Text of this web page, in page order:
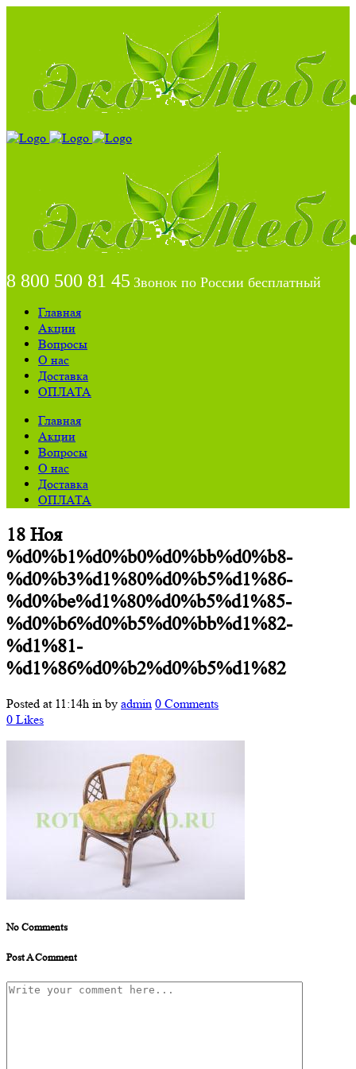
8 800 500 81 45 Звонок по России бесплатный
Главная
Акции
Вопросы
О нас
Доставка
ОПЛАТА
Главная
Акции
Вопросы
О нас
Доставка
ОПЛАТА
18 Ноя
%d0%b1%d0%b0%d0%bb%d0%b8-
%d0%b3%d1%80%d0%b5%d1%86-
%d0%be%d1%80%d0%b5%d1%85-
%d0%b6%d0%b5%d0%bb%d1%82-
%d1%81-
%d1%86%d0%b2%d0%b5%d1%82
Posted at 11:14h in by admin 0 Comments
0 Likes
No Comments
Post A Comment